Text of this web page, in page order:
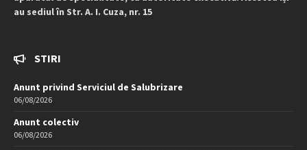
au sediul în Str. A. I. Cuza, nr. 15
STIRI
Anunt privind Serviciul de Salubrizare
06/08/2026
Anunt colectiv
06/08/2026